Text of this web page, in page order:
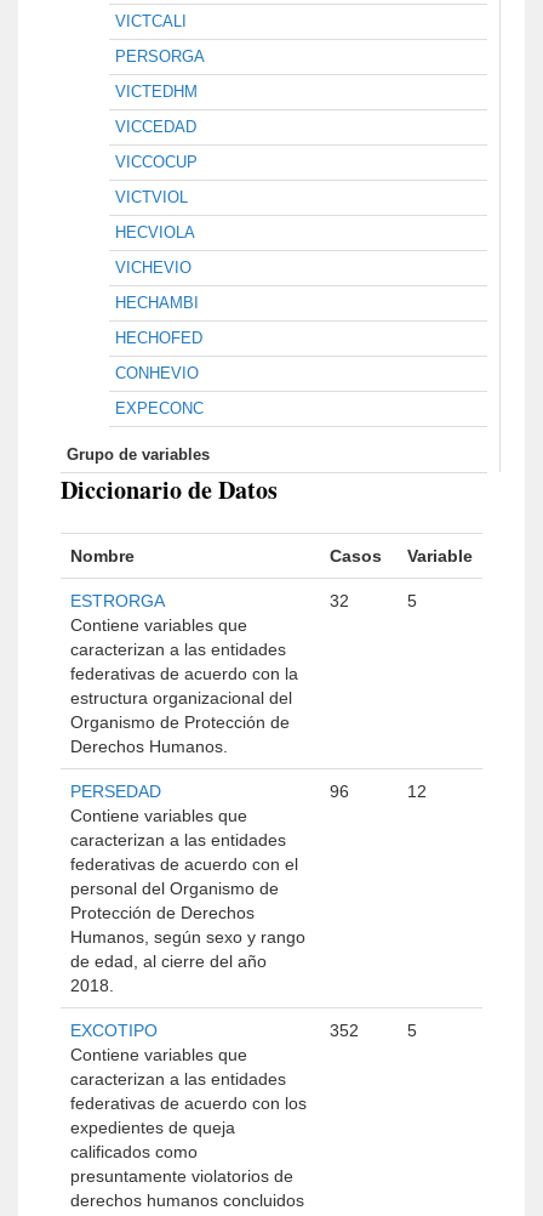
VICTCALI
PERSORGA
VICTEDHM
VICCEDAD
VICCOCUP
VICTVIOL
HECVIOLA
VICHEVIO
HECHAMBI
HECHOFED
CONHEVIO
EXPECONC
Grupo de variables
Diccionario de Datos
Nombre Casos Variable
ESTRORGA
Contiene variables que
caracterizan a las entidades
federativas de acuerdo con la
estructura organizacional del
Organismo de Protección de
Derechos Humanos.
32 5
PERSEDAD
Contiene variables que
caracterizan a las entidades
federativas de acuerdo con el
personal del Organismo de
Protección de Derechos
Humanos, según sexo y rango
de edad, al cierre del año
2018.
96 12
EXCOTIPO
Contiene variables que
caracterizan a las entidades
federativas de acuerdo con los
expedientes de queja
calificados como
presuntamente violatorios de
derechos humanos concluidos
352 5